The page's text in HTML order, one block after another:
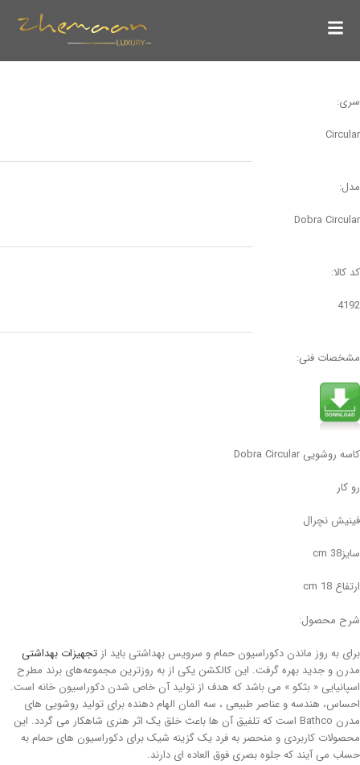
سری:
Circular
مدل:
Dobra Circular
کد کالا:
4192
مشخصات فنی:
کاسه روشویی Dobra Circular
رو کار
فینیش نچرال
سایزcm 38
ارتفاع 18 cm
شرح محصول:
برای به روز ماندن دکوراسیون حمام و سرویس بهداشتی باید ازتجهیزات بهداشتی
مدرن و جدید بهره گرفت. این کالکشن یکی از به روزترین مجموعه‌های برند مطرح
اسپانیایی « بثکو » می باشد که هدف از تولید آن خاص شدن دکوراسیون خانه است.
احساس، هندسه و عناصر طبیعی ، سه المان الهام دهنده برای تولید روشویی های
مدرن Bathco است که تلفیق آن ها باعث خلق یک اثر هنری شاهکار می گردد. این
محصولات کاربردی و منحصر به فرد یک گزینه شیک برای دکوراسیون های حمام به
حساب می آیند که جلوه بصری فوق العاده ای دارند.